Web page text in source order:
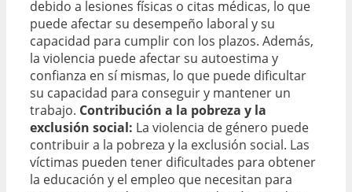
debido a lesiones físicas o citas médicas, lo que
puede afectar su desempeño laboral y su
capacidad para cumplir con los plazos. Además,
la violencia puede afectar su autoestima y
confianza en sí mismas, lo que puede dificultar
su capacidad para conseguir y mantener un
trabajo. Contribución a la pobreza y la
exclusión social: La violencia de género puede
contribuir a la pobreza y la exclusión social. Las
víctimas pueden tener dificultades para obtener
la educación y el empleo que necesitan para